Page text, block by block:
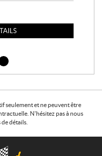
seulement et ne peuvent être
N'hésitez pas à nous
détails.